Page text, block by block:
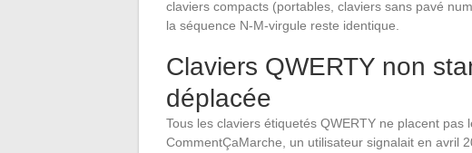
claviers compacts (portables, claviers sans pavé
la séquence N-M-virgule reste identique.
Claviers QWERTY non
déplacée
Tous les claviers étiquetés QWERTY ne placent
CommentÇaMarche, un utilisateur signalait en avril